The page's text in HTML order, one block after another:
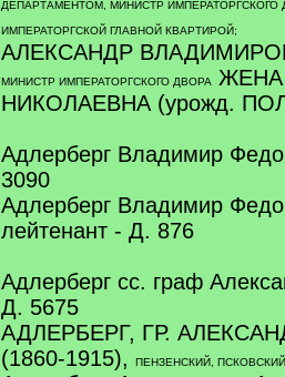
ДЕПАРТАМЕНТОМ, МИНИСТР
ИМПЕРАТОРГСКОЙ ГЛАВНОЙ КВАРТИРОЙ;
АЛЕКСАНДР
МИНИСТР ИМПЕРАТОРГСКОГО ДВОРА
ЖЕНА
НИКОЛАЕВНА (урожд.
Адлерберг Владимир
3090
Адлерберг Владимир
лейтенант - Д. 876
Адлерберг сс. граф
Д. 5675
АДЛЕРБЕРГ, ГР.
(1860-1915),
ПЕНЗЕНСКИЙ,